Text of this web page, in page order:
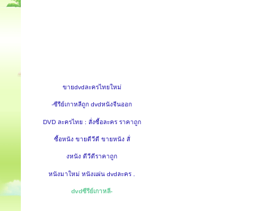
ขายdvdละครไทยใหม่
-ซีรีย์เกาหลีถูก dvdหนังจีนออก
DVD ละครไทย : สั่งซื้อละคร ราคาถูก
ซื้อหนัง ขายดีวีดี ขายหนัง สั่
งหนัง ดีวีดีราคาถูก
หนังมาใหม่ หนังแผ่น dvdละคร .
dvdซีรีย์เกาหลี-